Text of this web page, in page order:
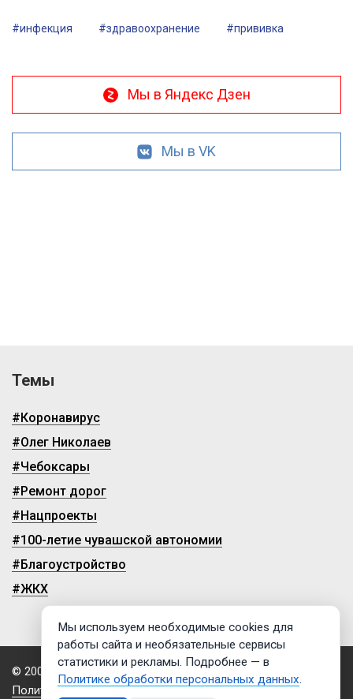
#инфекция #здравоохранение #прививка
Мы в Яндекс Дзен
Мы в VK
Темы
#Коронавирус
#Олег Николаев
#Чебоксары
#Ремонт дорог
#Нацпроекты
#100-летие чувашской автономии
#Благоустройство
#ЖКХ
© 2009-2026, ГТРК «Чувашия»
Политика обработки персональных данных
Мы используем необходимые cookies для
работы сайта и необязательные сервисы
статистики и рекламы. Подробнее — в
Политике обработки персональных данных.